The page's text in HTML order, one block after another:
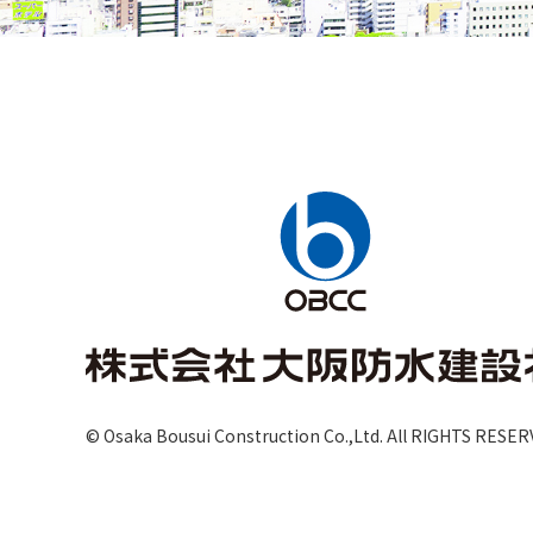
© Osaka Bousui Construction Co.,Ltd. All RIGHTS